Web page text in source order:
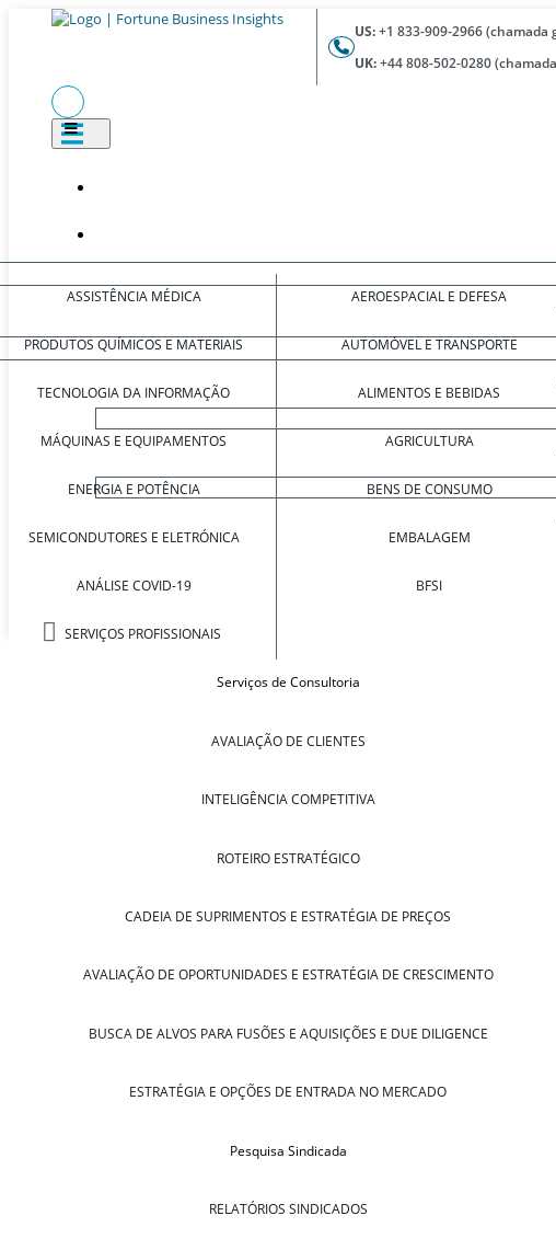
US:+1 833-909-2966
UK:+44 808-502-0280
ASSISTÊNCIA MÉDICA
PRODUTOS QUÍMICOS E MATERIAIS
TECNOLOGIA DA INFORMAÇÃO
MÁQUINAS E EQUIPAMENTOS
ENERGIA E POTÊNCIA
SEMICONDUTORES E ELETRÓNICA
ANÁLISE COVID-19
SERVIÇOS PROFISSIONAIS
AEROESPACIAL E DEFESA
AUTOMÓVEL E TRANSPORTE
ALIMENTOS E BEBIDAS
AGRICULTURA
BENS DE CONSUMO
EMBALAGEM
BFSI
Serviços de Consultoria
AVALIAÇÃO DE CLIENTES
INTELIGÊNCIA COMPETITIVA
ROTEIRO ESTRATÉGICO
CADEIA DE SUPRIMENTOS E ESTRATÉGIA DE PREÇOS
AVALIAÇÃO DE OPORTUNIDADES E ESTRATÉGIA DE CRESCIMENTO
BUSCA DE ALVOS PARA FUSÕES E AQUISIÇÕES E DUE DILIGENCE
ESTRATÉGIA E OPÇÕES DE ENTRADA NO MERCADO
Pesquisa Sindicada
RELATÓRIOS SINDICADOS